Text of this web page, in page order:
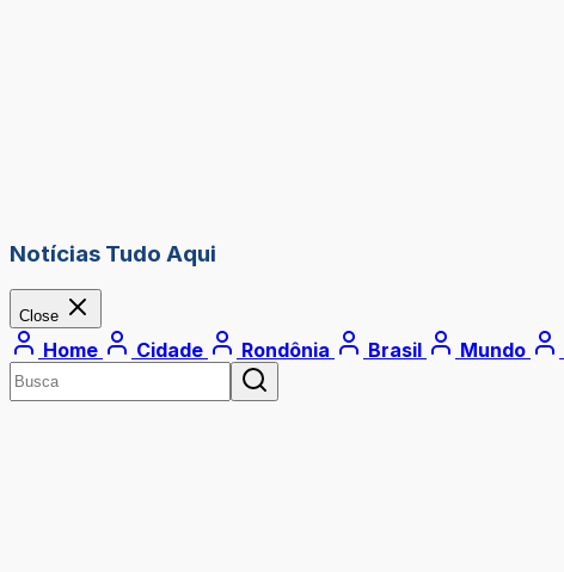
Notícias Tudo Aqui
Close
Home Cidade Rondônia Brasil Mundo